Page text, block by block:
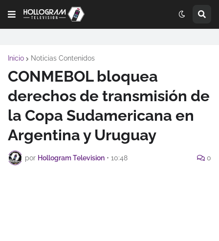
Inicio Noticias Contenidos
CONMEBOL bloquea
derechos de transmisión de
la Copa Sudamericana en
Argentina y Uruguay
por Hollogram Television • 10:48 0